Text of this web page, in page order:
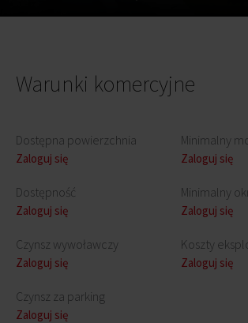
Warunki komercyjne
Dostępna powierzchnia
Zaloguj się
Dostępność
Zaloguj się
Czynsz wywoławczy
Zaloguj się
Czynsz za parking
Zaloguj się
Minimalny
Zaloguj się
Minimalny
Zaloguj się
Koszty
Zaloguj się